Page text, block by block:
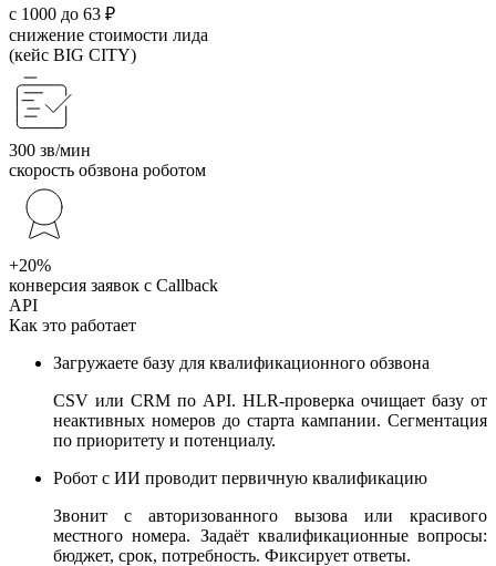
с 1000 до 63 ₽
снижение стоимости лида
(кейс BIG CITY)
300 зв/мин
скорость обзвона роботом
+20%
конверсия заявок с Callback
API
Как это работает
Загружаете базу для квалификационного обзвона
CSV или CRM по API. HLR-проверка очищает базу от
неактивных номеров до старта кампании. Сегментация
по приоритету и потенциалу.
Робот с ИИ проводит первичную квалификацию
Звонит с авторизованного вызова или красивого
местного номера. Задаёт квалификационные вопросы:
бюджет, срок, потребность. Фиксирует ответы.